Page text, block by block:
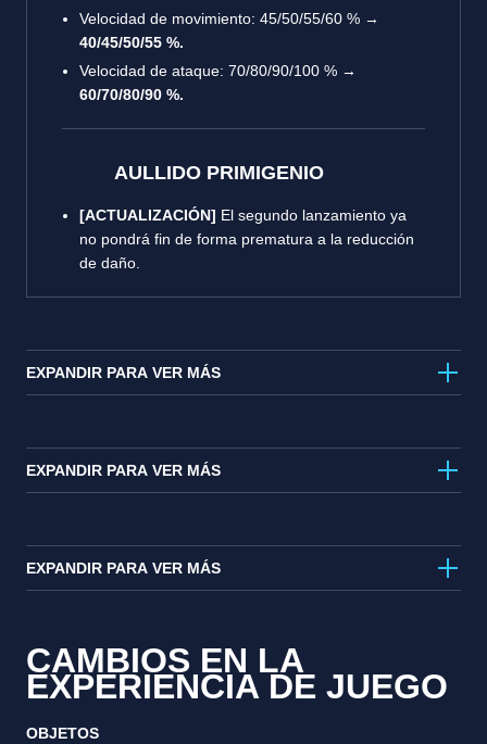
Velocidad de movimiento: 45/50/55/60 % →
40/45/50/55 %.
Velocidad de ataque: 70/80/90/100 % →
60/70/80/90 %.
AULLIDO PRIMIGENIO
[ACTUALIZACIÓN] El segundo lanzamiento ya
no pondrá fin de forma prematura a la reducción
de daño.
EXPANDIR PARA VER MÁS
EXPANDIR PARA VER MÁS
EXPANDIR PARA VER MÁS
CAMBIOS EN LA
EXPERIENCIA DE JUEGO
OBJETOS